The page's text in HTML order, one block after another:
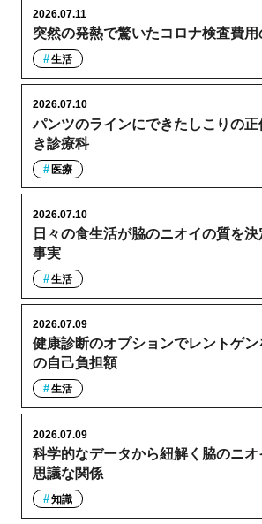
突然の発熱で驚いたコロナ検査費
2026.07.11
生活
パンツのラインにできたしこりの
き診療科
2026.07.10
医療
日々の食生活が脇のニオイの質を
事実
2026.07.10
生活
健康診断のオプションでレントゲ
の自己負担額
2026.07.09
生活
科学的なデータから紐解く脇のニ
思議な関係
2026.07.09
知識